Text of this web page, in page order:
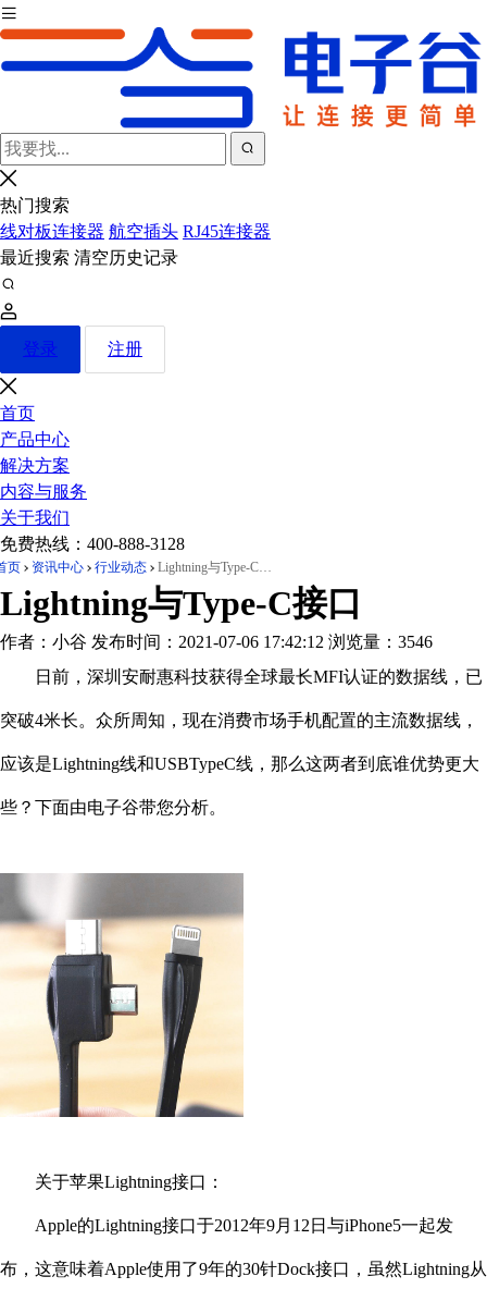
热门搜索
线对板连接器 航空插头 RJ45连接器
最近搜索 清空历史记录
登录 注册
首页
产品中心
解决方案
内容与服务
关于我们
免费热线： 400-888-3128
页 资讯中心 行业动态 Lightning与Type-C接口
Lightning与Type-C接口
作者：小谷 发布时间：2021-07-06 17:42:12 浏览量：3546
日前，深圳安耐惠科技获得全球最长MFI认证的数据线，已
突破4米长。众所周知，现在消费市场手机配置的主流数据线，
应该是Lightning线和USBTypeC线，那么这两者到底谁优势更大
些？下面由电子谷带您分析。
关于苹果Lightning接口：
Apple的Lightning接口于2012年9月12日与iPhone5一起发
布，这意味着Apple使用了9年的30针Dock接口，虽然Lightning从